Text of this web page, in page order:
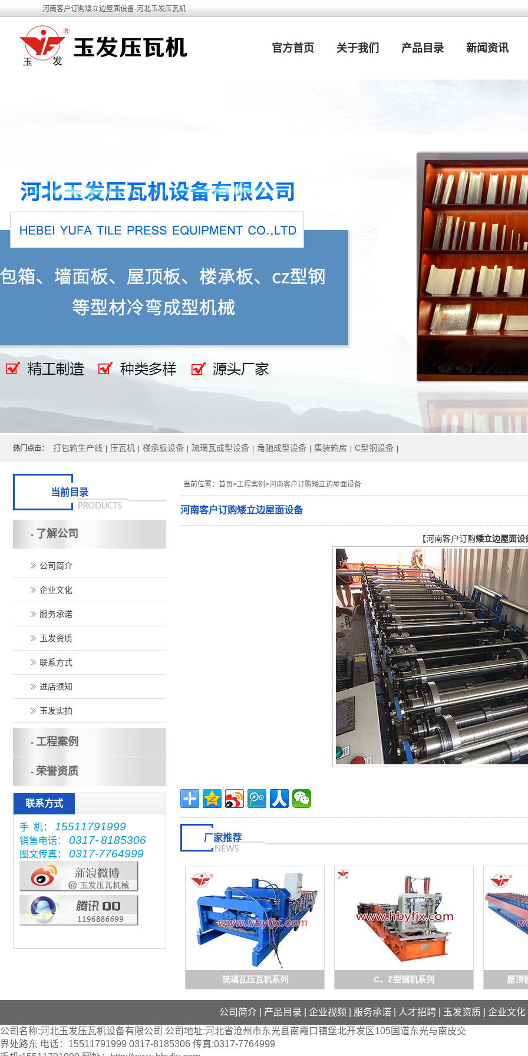
河南客户订购矮立边屋面设备-河北玉发压瓦机
官方首页 关于我们 产品目录 新闻资讯
热门点击： 打包箱生产线 压瓦机 楼承板设备 琉璃瓦成型设备 角驰成型设备 集装箱房 C型钢设备
当前位置： 首页>工程案例 >河南客户订购矮立边屋面设备
河南客户订购矮立边屋面设备
【河南客户订购矮立边屋面设
厂家推荐
琉璃瓦压瓦机系列 C、Z型钢机系列 屋顶
当前目录
- 了解公司
公司简介
企业文化
服务承诺
玉发资质
联系方式
进店须知
玉发实拍
- 工程案例
- 荣誉资质
联系方式
手 机： 15511791999
销售电话： 0317-8185306
图文传真： 0317-7764999
公司简介 产品目录 企业视频 服务承诺 人才招聘 玉发资质
企业文化
公司名称:河北玉发压瓦机设备有限公司 公司地址:河北省沧州市东光县南霞口镇堡北开发区105国道东光与南皮交
界处路东 电话：15511791999 0317-8185306 传真:0317-7764999